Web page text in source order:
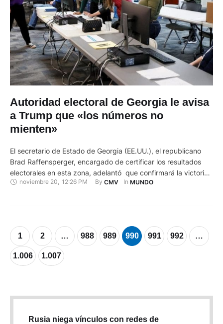
Autoridad electoral de Georgia le avisa
a Trump que «los números no
mienten»
El secretario de Estado de Georgia (EE.UU.), el republicano
Brad Raffensperger, encargado de certificar los resultados
electorales en esta zona, adelantó que confirmará la victoria
del presidente electo, el demócrata Joe Biden, ya que "los
completará el recuento manual de los votos. "Vivo con el lema
noviembre 20, 12:26 PM By CMV In MUNDO
1 2 … 988 989 990 991 992 …
1.006 1.007
Rusia niega vínculos con redes de